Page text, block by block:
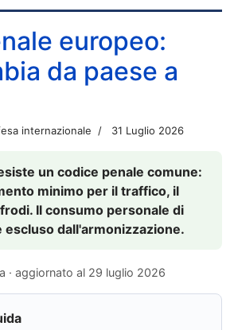
europeo:
da paese a
internazionale 31 Luglio 2026
un codice penale comune:
minimo per il traffico, il
Il consumo personale di
escluso dall'armonizzazione.
· aggiornato al 29 luglio 2026